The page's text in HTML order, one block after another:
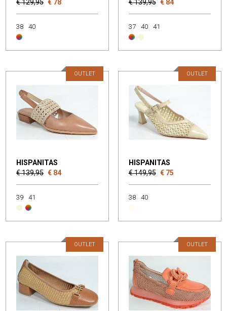
€ 129,95 € 78
38 40
€ 139,95 € 84
37 40 41
HISPANITAS
€ 139,95 € 84
OUTLET
39 41
HISPANITAS
€ 149,95 € 75
OUTLET
38 40
OUTLET OUTLET